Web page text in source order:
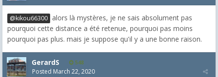
@kikou66300 alors là mystères, je ne sais absolument pas
pourquoi cette distance a été retenue, pourquoi pas moins
pourquoi pas plus. mais je suppose qu'il y a une bonne raison.
GerardS 548
Posted March 22, 2020